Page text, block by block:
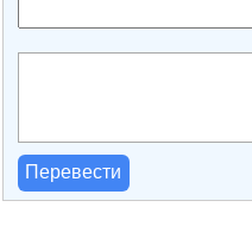
Перевести